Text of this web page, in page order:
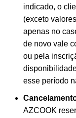
indicado, o
(exceto
apenas no
de novo vale
ou pela
esse período
AZCOOK